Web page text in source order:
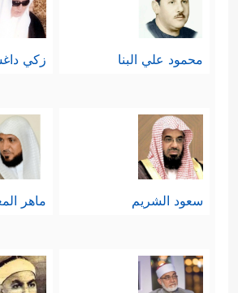
محمود علي البنا زكي
سعود الشريم ماهر